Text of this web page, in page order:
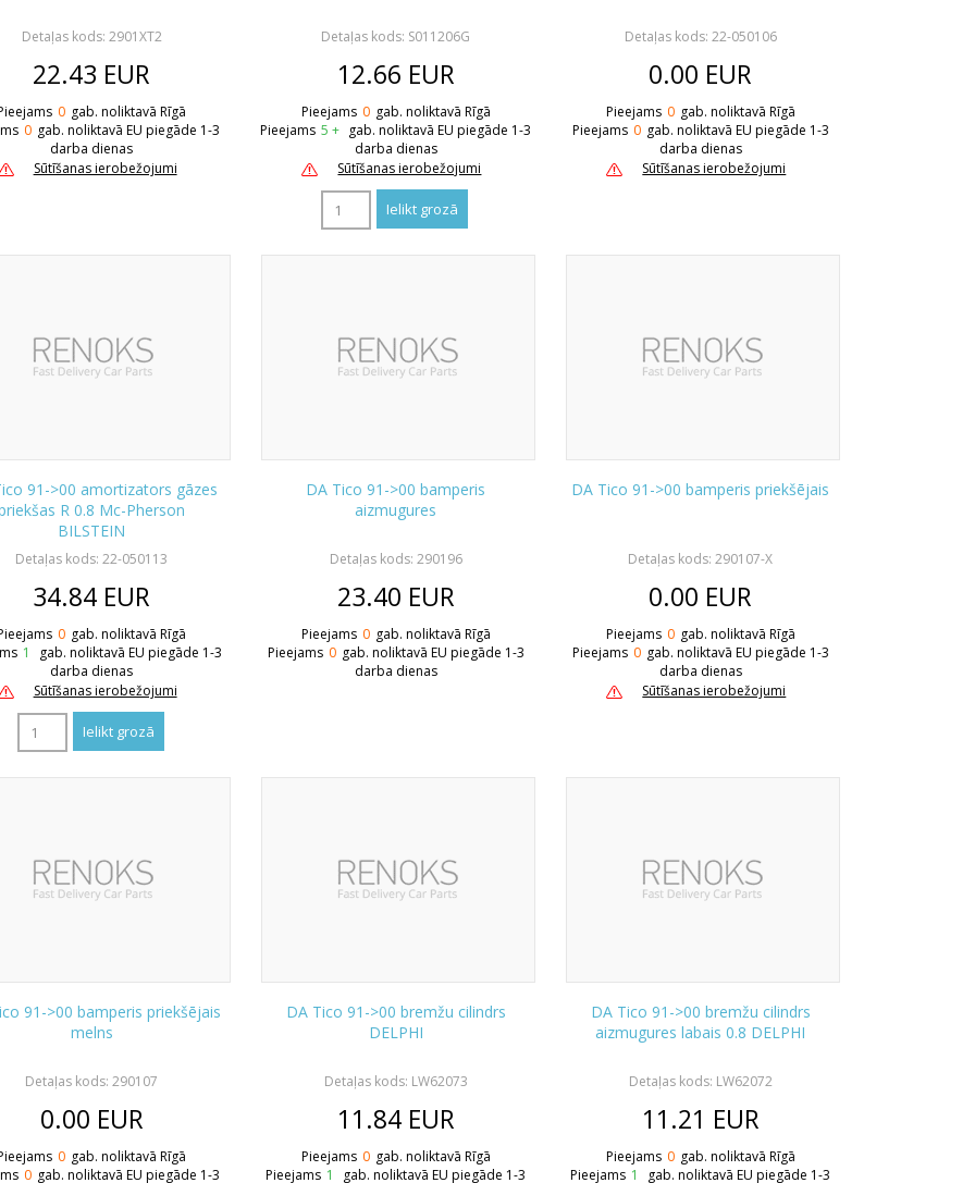
Detaļas kods: 2901XT2
22.43 EUR
0 gab. noliktavā Rīgā
0 gab. noliktavā EU piegāde 1-3
darba dienas
Sūtīšanas ierobežojumi
Detaļas kods: S011206G
12.66 EUR
Pieejams 0 gab. noliktavā Rīgā
Pieejams 5 + gab. noliktavā EU piegāde 1-3
darba dienas
Sūtīšanas ierobežojumi
Detaļas kods: 22-050106
0.00 EUR
Pieejams 0 gab. noliktavā Rīgā
Pieejams 0 gab. noliktavā EU piegāde 1-3
darba dienas
Sūtīšanas ierobežojumi
91->00 amortizators gāzes
R 0.8 Mc-Pherson
BILSTEIN
Detaļas kods: 22-050113
34.84 EUR
0 gab. noliktavā Rīgā
1
gab. noliktavā EU piegāde 1-3
darba dienas
Sūtīšanas ierobežojumi
DA Tico 91->00 bamperis
aizmugures
Detaļas kods: 290196
23.40 EUR
Pieejams 0 gab. noliktavā Rīgā
Pieejams 0 gab. noliktavā EU piegāde 1-3
darba dienas
DA Tico 91->00 bamperis priekšējais
Detaļas kods: 290107-X
0.00 EUR
Pieejams 0 gab. noliktavā Rīgā
Pieejams 0 gab. noliktavā EU piegāde 1-3
darba dienas
Sūtīšanas ierobežojumi
91->00 bamperis priekšējais
melns
Detaļas kods: 290107
0.00 EUR
0 gab. noliktavā Rīgā
0 gab. noliktavā EU piegāde 1-3
DA Tico 91->00 bremžu cilindrs
DELPHI
Detaļas kods: LW62073
11.84 EUR
Pieejams 0 gab. noliktavā Rīgā
Pieejams 1 gab. noliktavā EU piegāde 1-3
DA Tico 91->00 bremžu cilindrs
aizmugures labais 0.8 DELPHI
Detaļas kods: LW62072
11.21 EUR
Pieejams 0 gab. noliktavā Rīgā
Pieejams 1 gab. noliktavā EU piegāde 1-3